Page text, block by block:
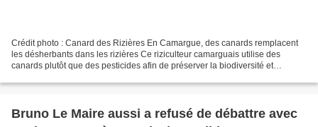
Crédit photo : Canard des Rizières En Camargue, des canards remplacent
les désherbants dans les rizières Ce riziculteur camarguais utilise des
canards plutôt que des pesticides afin de préserver la biodiversité et
Bruno Le Maire aussi a refusé de débattre avec